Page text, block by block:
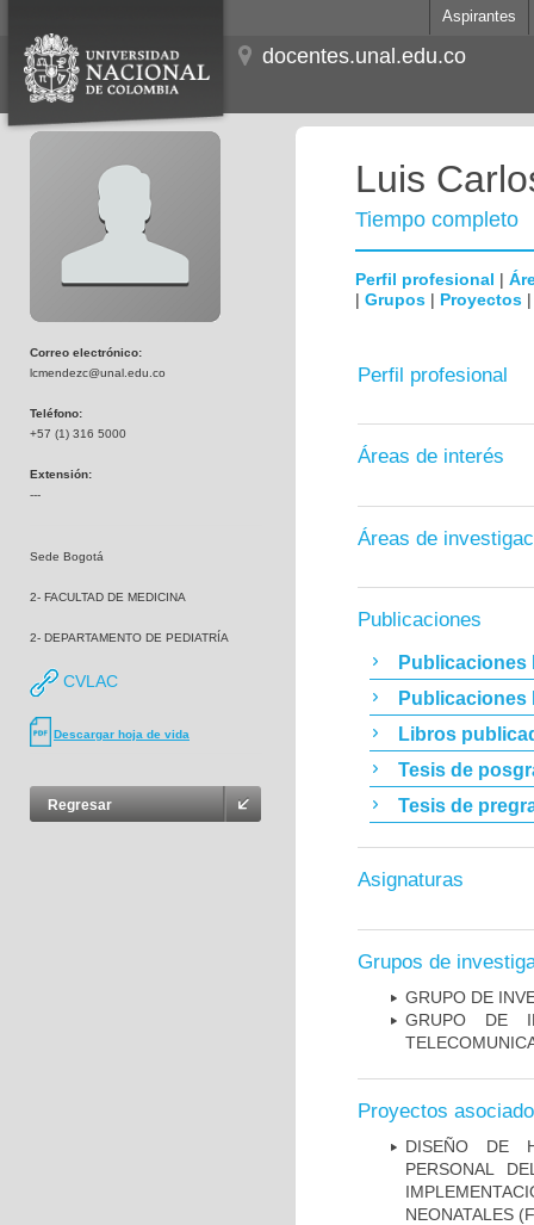
Aspirantes
docentes.unal.edu.co
Correo electrónico:
lcmendezc@unal.edu.co
Teléfono:
+57 (1) 316 5000
Extensión:
---
Sede Bogotá
2- FACULTAD DE MEDICINA
2- DEPARTAMENTO DE PEDIATRÍA
CVLAC
Descargar hoja de vida
Regresar
Luis
Tiempo completo
Perfil profesional |
| Grupos | Proyectos
Perfil profesional
Áreas de interés
Áreas de
Publicaciones
Publicaciones
Publicaciones
Libros
Tesis de
Tesis de
Asignaturas
Grupos de
GRUPO DE
GRUPO DE
Proyectos
DISEÑO DE
PERSONAL
NEONATALES